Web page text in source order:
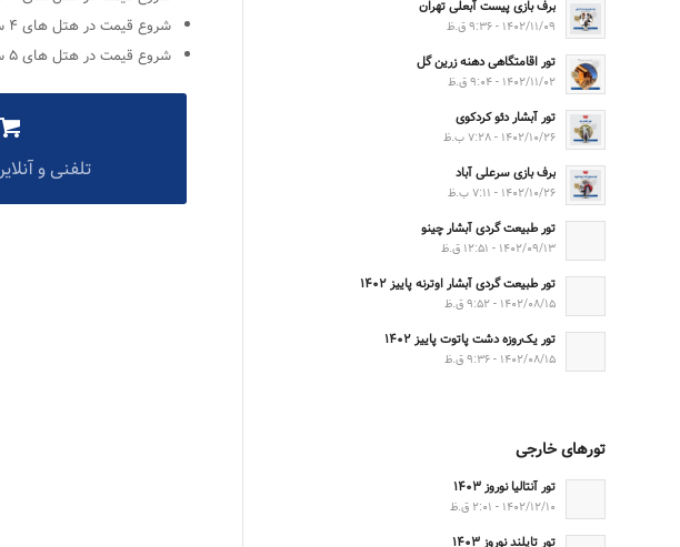
شروع قیمت در هتل های ۴ ستاره از ۱۳.۷۵۰.۰۰۰ تومان
شروع قیمت در هتل های ۵ ستاره از ۱۴.۶۸۰.۰۰۰ تومان
تلفنی و
برف بازی پیست آبعلی تهران
۱۴۰۲/۱۱/۰۹ - ۹:۳۶ ق.ظ
تور اقامتگاهی دهنه زرین گل
۱۴۰۲/۱۱/۰۲ - ۹:۰۴ ق.ظ
تور آبشار دئو کردکوی
۱۴۰۲/۱۰/۲۶ - ۷:۲۸ ب.ظ
برف بازی سرعلی آباد
۱۴۰۲/۱۰/۲۶ - ۷:۱۱ ب.ظ
تور طبیعت گردی آبشار چینو
۱۴۰۲/۰۹/۱۳ - ۱۲:۵۱ ق.ظ
تور طبیعت گردی آبشار اوترنه پاییز ۱۴۰۲
۱۴۰۲/۰۸/۱۵ - ۹:۵۲ ق.ظ
تور یک‌روزه دشت پاتوت پاییز ۱۴۰۲
۱۴۰۲/۰۸/۱۵ - ۹:۳۶ ق.ظ
تورهای خارجی
تور آنتالیا نوروز ۱۴۰۳
۱۴۰۲/۱۲/۱۰ - ۲:۰۱ ق.ظ
تور تایلند نوروز ۱۴۰۳